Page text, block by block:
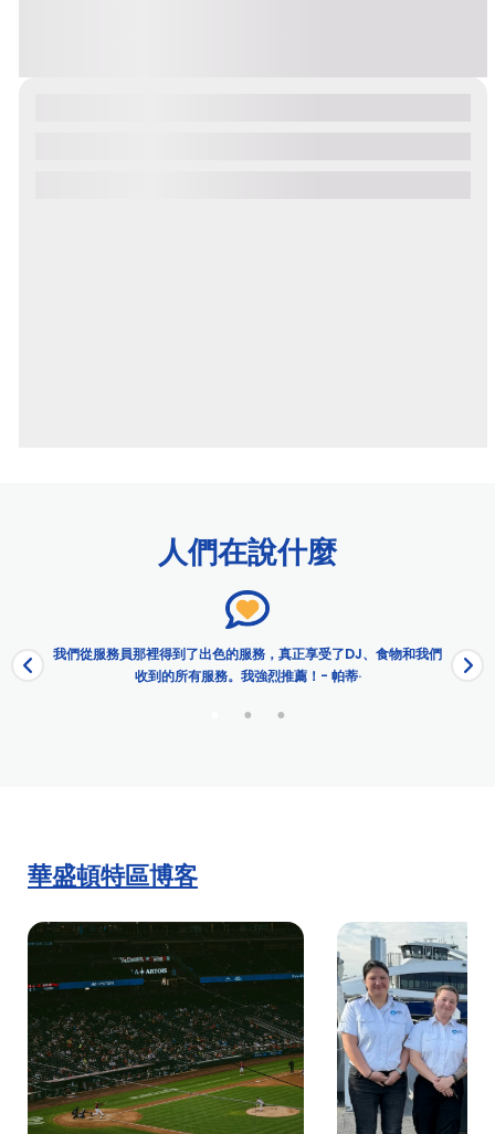
華盛頓特區父親節下午早午餐巡遊 |城市游輪 ™
櫻花節游輪 – 中國
櫻花煙花尊貴晚餐巡遊 |城市游輪 ™
櫻花特色晚餐巡遊 |城市游輪 ™
櫻花特色午餐巡遊 |城市游輪 ™
耶誕節高級早午餐巡遊 |城市游輪 ™
耶誕節高級晚餐巡遊 |城市游輪 ™
平安夜高級早午餐巡遊 |城市游輪 ™
平安夜尊貴晚餐巡遊 |城市游輪 ™
平安夜特色午餐巡遊
華盛頓特區的客戶娛樂
華盛頓特區父親節的早晚餐巡遊 |城市游輪 ™
人們在說什麼
我們從服務員那裡得到了出色的服務，真正享受了DJ、食物和我們
收到的所有服務。我強烈推薦！- 帕蒂·
華盛頓特區博客